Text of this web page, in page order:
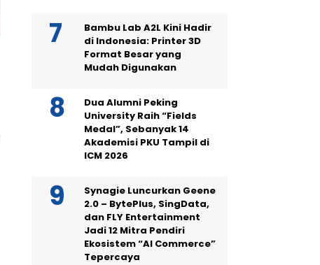
Bambu Lab A2L Kini Hadir
di Indonesia: Printer 3D
Format Besar yang
Mudah Digunakan
Dua Alumni Peking
University Raih “Fields
Medal”, Sebanyak 14
Akademisi PKU Tampil di
ICM 2026
Synagie Luncurkan Geene
2.0 – BytePlus, SingData,
dan FLY Entertainment
Jadi 12 Mitra Pendiri
Ekosistem “AI Commerce”
Tepercaya